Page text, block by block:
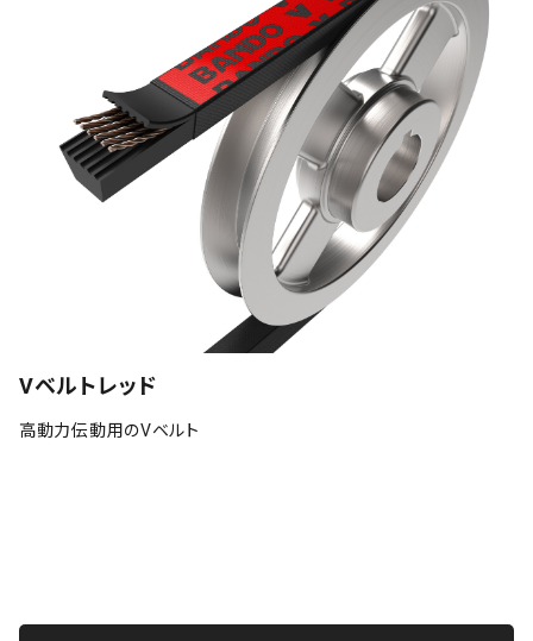
Vベルトレッド
高動力伝動用のVベルト